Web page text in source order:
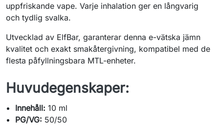
uppfriskande vape. Varje inhalation ger en långvarig
och tydlig svalka.
Utvecklad av ElfBar, garanterar denna e-vätska jämn
kvalitet och exakt smakåtergivning, kompatibel med de
flesta påfyllningsbara MTL-enheter.
Huvudegenskaper:
Innehåll: 10 ml
PG/VG: 50/50